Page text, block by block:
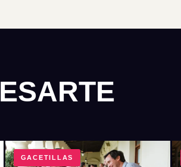
GACETILLAS